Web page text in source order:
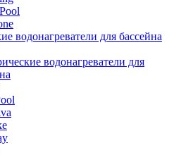
водонагреватели для бассейна
водонагреватели для